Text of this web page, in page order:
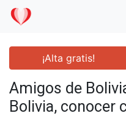
¡Alta gratis!
Amigos de
Bolivia, conocer